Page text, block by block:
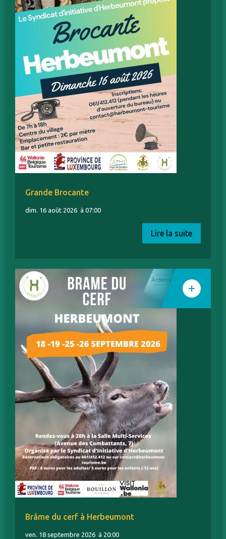
Grande Brocante
dim. 16 août 2026 à 07:00
Lire la suite
Brâme du cerf à Herbeumont
ven. 18 septembre 2026 à 20:00